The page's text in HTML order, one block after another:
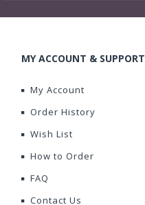
MY ACCOUNT & SUPPORT
My Account
Order History
Wish List
How to Order
FAQ
Contact Us